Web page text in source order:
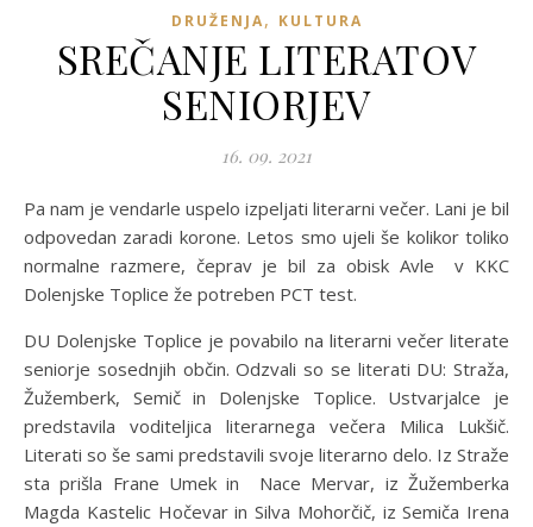
DRUŽENJA, KULTURA
SREČANJE LITERATOV
SENIORJEV
16. 09. 2021
Pa nam je vendarle uspelo izpeljati literarni večer. Lani je bil
odpovedan zaradi korone. Letos smo ujeli še kolikor toliko
normalne razmere, čeprav je bil za obisk Avle v KKC
Dolenjske Toplice že potreben PCT test.
DU Dolenjske Toplice je povabilo na literarni večer literate
seniorje sosednjih občin. Odzvali so se literati DU: Straža,
Žužemberk, Semič in Dolenjske Toplice. Ustvarjalce je
predstavila voditeljica literarnega večera Milica Lukšič.
Literati so še sami predstavili svoje literarno delo. Iz Straže
sta prišla Frane Umek in Nace Mervar, iz Žužemberka
Magda Kastelic Hočevar in Silva Mohorčič, iz Semiča Irena